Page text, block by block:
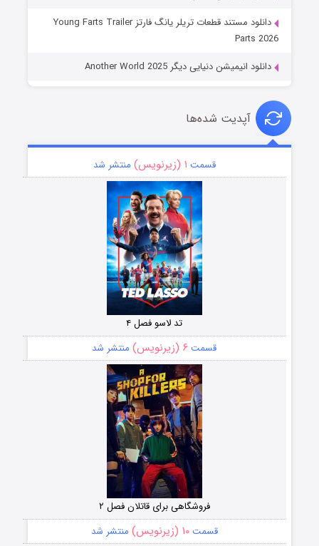
دانلود مستند قطعات تریلر یانگ فارتز Young Farts Trailer
Parts 2026
دانلود انیمیشن دنیایی دیگر Another World 2025
آپدیت شده‌ها
قسمت ۱ (زیرنویس) منتشر شد
تد لاسو فصل ۴
قسمت ۶ (زیرنویس) منتشر شد
فروشگاهی برای قاتلان فصل ۲
قسمت۱۰ (زیرنویس) منتشر شد